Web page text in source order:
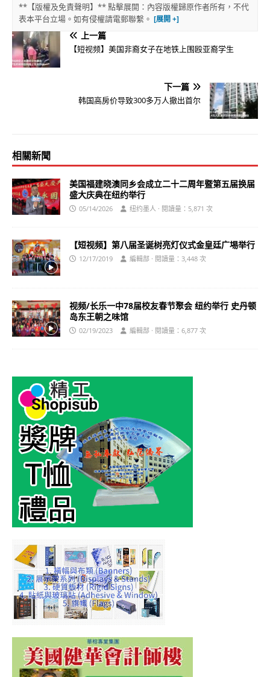
**【版權及免責聲明】** 點擊展開：內容版權歸原作者所有，不代
表本平台立場。如有侵權請電郵聯繫。
上一篇
【短视频】美国非裔女子在地铁上围殴亚裔学生
下一篇
韩国高房价导致300多万人撤出首尔
相關新聞
美国福建晓澳同乡会成立二十二周年暨第五届换届
盛大庆典在纽约举行
05/14/2026 纽约墨人 · 閱讀量：5,871 次
【短视频】第八届圣诞树亮灯仪式金皇廷广埸举行
12/17/2019 編輯部 · 閱讀量：3,448 次
视频/长乐一中78届校友春节聚会 纽约举行 史丹顿
岛东王朝之味馆
02/19/2023 編輯部 · 閱讀量：6,877 次